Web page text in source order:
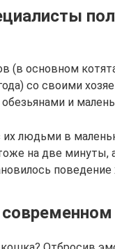
(в основном
со своими
и
людьми в
на две минуты,
поведение